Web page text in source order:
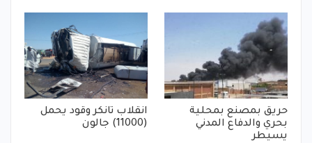
حريق بمصنع بمحلية
بحري والدفاع المدني
يسيطر
انقلاب تانكر وقود يحمل
(11000) جالون